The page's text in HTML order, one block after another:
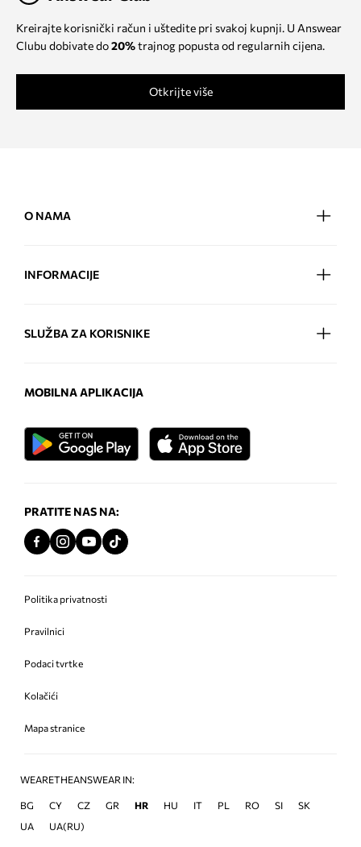
Kreirajte korisnički račun i uštedite pri svakoj kupnji. U Answear
Clubu dobivate do20%trajnog popusta od regularnih cijena.
Otkrijte više
O NAMA
INFORMACIJE
SLUŽBA ZA KORISNIKE
MOBILNA APLIKACIJA
PRATITE NAS NA:
Politika privatnosti
Pravilnici
Podaci tvrtke
Kolačići
Mapa stranice
WEARETHEANSWEAR IN:
BG CY CZ GR HR HU IT PL RO SI
SK
UA
UA(RU)